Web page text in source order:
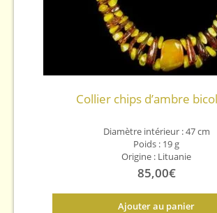
Collier chips d’ambre
Diamètre intérieur : 47 cm
Poids : 19 g
Origine : Lituanie
85,00€
Ajouter au panier